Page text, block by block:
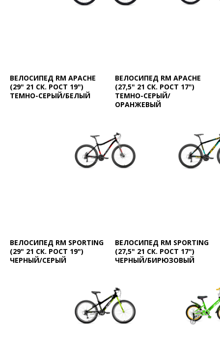
ВЕЛОСИПЕД RM APACHE
(29" 21 СК. РОСТ 19")
ТЕМНО-СЕРЫЙ/БЕЛЫЙ
ВЕЛОСИПЕД RM APACHE
(27,5" 21 СК. РОСТ 17")
ТЕМНО-СЕРЫЙ/
ОРАНЖЕВЫЙ
ВЕЛОСИПЕД RM SPORTING
(29" 21 СК. РОСТ 19")
ЧЕРНЫЙ/СЕРЫЙ
ВЕЛОСИПЕД RM SPORTING
(27,5" 21 СК. РОСТ 17")
ЧЕРНЫЙ/БИРЮЗОВЫЙ